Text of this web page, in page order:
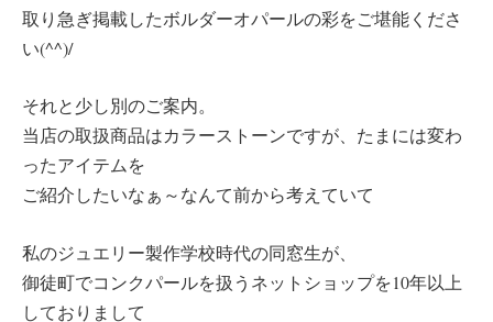
取り急ぎ掲載したボルダーオパールの彩をご堪能くださ
い(^^)/
それと少し別のご案内。
当店の取扱商品はカラーストーンですが、たまには変わ
ったアイテムを
ご紹介したいなぁ～なんて前から考えていて
私のジュエリー製作学校時代の同窓生が、
御徒町でコンクパールを扱うネットショップを10年以上
しておりまして